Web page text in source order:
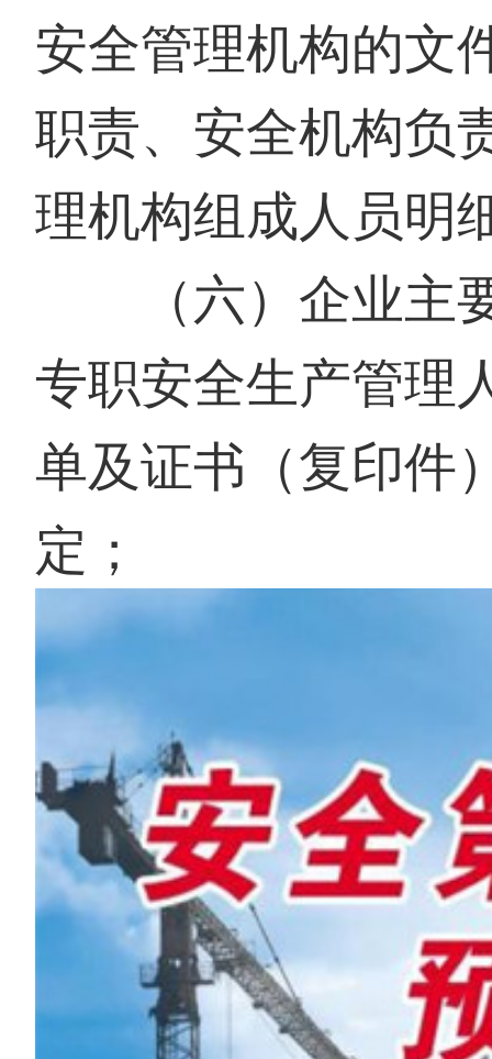
安全管理机构的文
职责、安全机构负
理机构组成人员明
（六）企业主
专职安全生产管理
单及证书（复印件
定；